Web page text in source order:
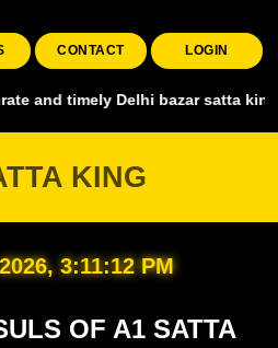
CONTACT LOGIN
Delhi bazar satta king,
KING
3:11:13 PM
OF A1 SATTA